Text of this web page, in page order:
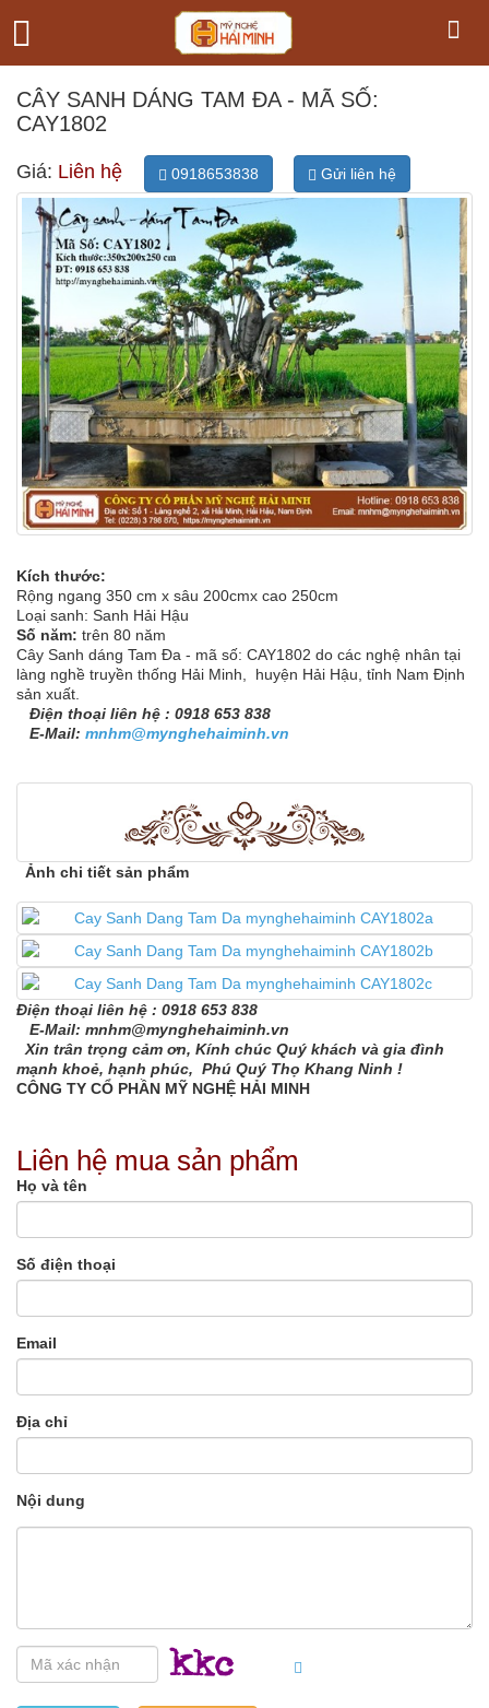
CÂY SANH DÁNG TAM ĐA - MÃ SỐ:
CAY1802
Giá: Liên hệ 0918653838 Gửi liên hệ
Kích thước:
Rộng ngang 350 cm x sâu 200cmx cao 250cm
Loại sanh: Sanh Hải Hậu
Số năm: trên 80 năm
Cây Sanh dáng Tam Đa - mã số: CAY1802 do các nghệ nhân tại
làng nghề truyền thống Hải Minh, huyện Hải Hậu, tỉnh Nam Định
sản xuất.
Điện thoại liên hệ : 0918 653 838
E-Mail: mnhm@mynghehaiminh.vn
Ảnh chi tiết sản phẩm
Điện thoại liên hệ : 0918 653 838
E-Mail: mnhm@mynghehaiminh.vn
Xin trân trọng cảm ơn, Kính chúc Quý khách và gia đình
mạnh khoẻ, hạnh phúc, Phú Quý Thọ Khang Ninh !
CÔNG TY CỔ PHẦN MỸ NGHỆ HẢI MINH
Liên hệ mua sản phẩm
Họ và tên
Số điện thoại
Email
Địa chỉ
Nội dung